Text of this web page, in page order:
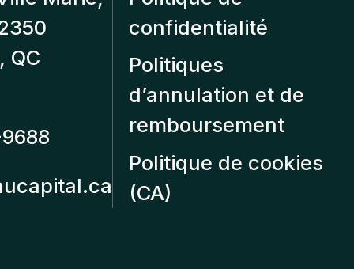
QC
confidentialité
Politiques
d’annulation et de
remboursement
Politique de cookies
(CA)